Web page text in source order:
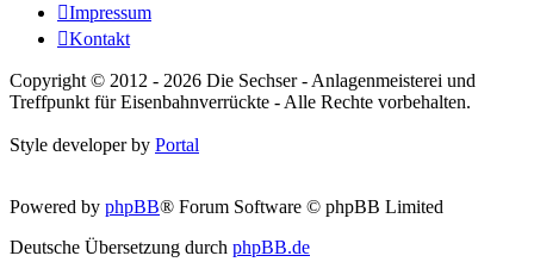
Impressum
Kontakt
Copyright © 2012 - 2026 Die Sechser - Anlagenmeisterei und
Treffpunkt für Eisenbahnverrückte - Alle Rechte vorbehalten.
Style developer by Portal
Powered by phpBB® Forum Software © phpBB Limited
Deutsche Übersetzung durch phpBB.de